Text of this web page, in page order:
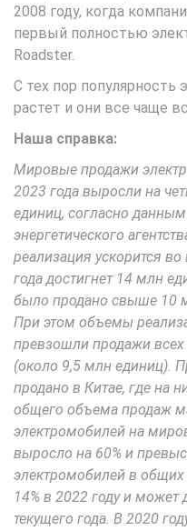
2008 году, когда
первый полностью
Roadster.
С тех пор популярность
растет и они все чаще
Наша справка:
Мировые продажи
2023 года выросли на
единиц, согласно
энергетического
реализация ускорится
года достигнет 14 млн
было продано свыше 10
При этом объемы
превзошли продажи
(около 9,5 млн единиц).
продано в Китае, где на
общего объема продаж
электромобилей на
выросло на 60% и
электромобилей в
14% в 2022 году и может
текущего года. В 2020